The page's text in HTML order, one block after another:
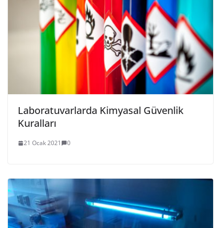
Laboratuvarlarda Kimyasal Güvenlik
Kuralları
21 Ocak 2021 0